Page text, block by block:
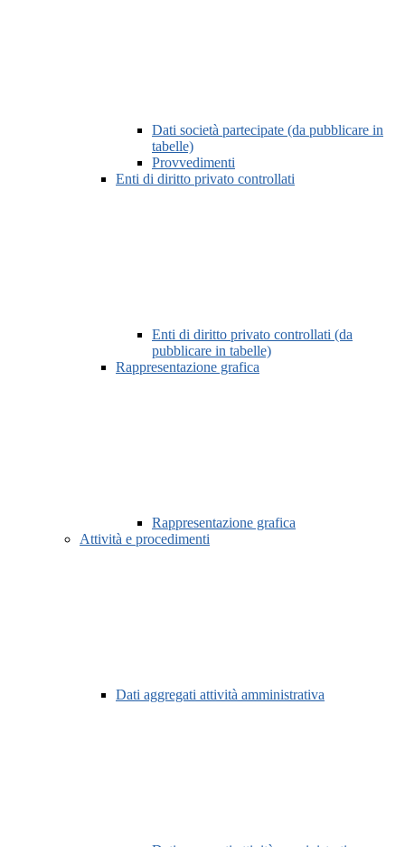
Dati società partecipate (da pubblicare in
tabelle)
Provvedimenti
Enti di diritto privato controllati
Enti di diritto privato controllati (da
pubblicare in tabelle)
Rappresentazione grafica
Rappresentazione grafica
Attività e procedimenti
Dati aggregati attività amministrativa